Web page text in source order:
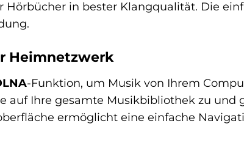
Hörbücher in bester Klangqualität. Die
Heimnetzwerk
-Funktion, um Musik von Ihrem
auf Ihre gesamte Musikbibliothek zu
ermöglicht eine einfache